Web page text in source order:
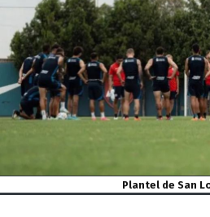
Plantel de San